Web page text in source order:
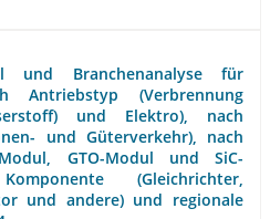
und Branchenanalyse für
Antriebstyp (Verbrennung
und Elektro), nach
und Güterverkehr), nach
Modul, GTO-Modul und SiC-
(Gleichrichter,
und andere) und regionale